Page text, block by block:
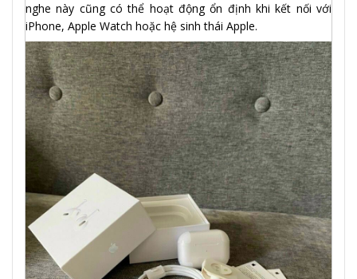
nghe này cũng có thể hoạt động ổn định khi kết nối với
iPhone, Apple Watch hoặc hệ sinh thái Apple.